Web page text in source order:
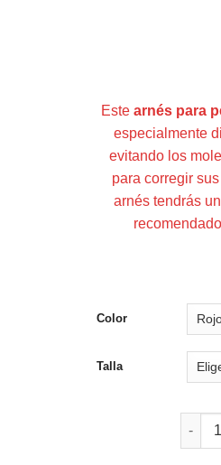
Este arnés para
especialmente
evitando los
para corregir
arnés tendrás
Color
Talla